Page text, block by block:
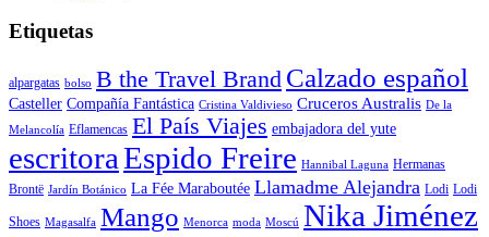
Etiquetas
alpargatas bolso B the Travel Brand Calzado español
Casteller Compañía Fantástica Cristina Valdivieso Cruceros Australis De la
Melancolía Eflamencas El País Viajes embajadora del yute
escritoraEspido Freire Hannibal Laguna Hermanas
Brontë Jardín Botánico La Fée Maraboutée Llamadme Alejandra Lodi Lodi
Shoes Magasalfa Mango Menorca moda Moscú Nika Jiménez